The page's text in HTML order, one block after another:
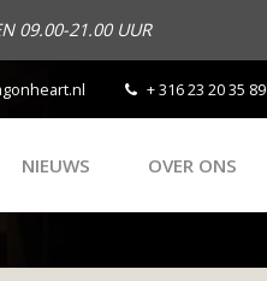
09.00-21.00 UUR
+ 316 23 20 35 89
NIEUWS OVER ONS